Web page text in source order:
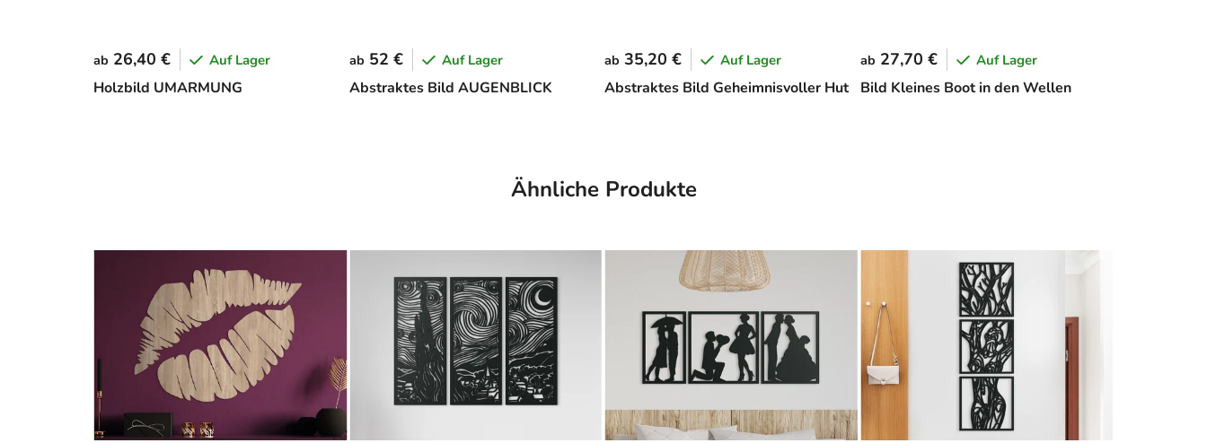
Holzbild UMARMUNG
ab 26,40 € Auf Lager
Abstraktes Bild AUGENBLICK
ab 52 € Auf Lager
Abstraktes Bild Geheimnisvoller Hut
ab 35,20 € Auf Lager
Bild Kleines Boot in den Wellen
ab 27,70 € Auf Lager
Ähnliche Produkte